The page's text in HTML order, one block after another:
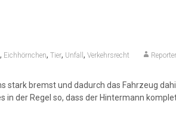
, Eichhörnchen, Tier, Unfall , Verkehrsrecht Reporter
stark bremst und dadurch das Fahrzeug
der Regel so, dass der Hintermann